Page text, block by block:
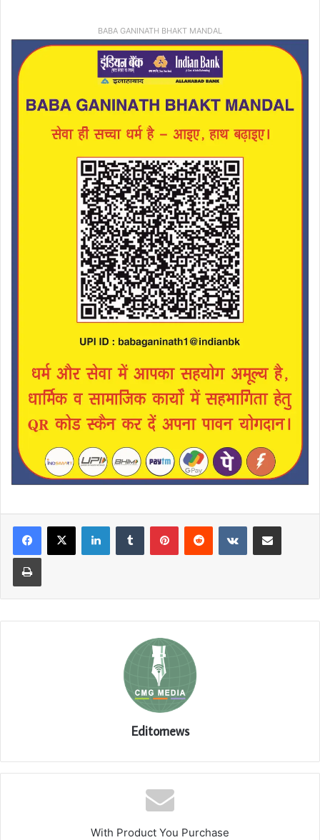
BABA GANINATH BHAKT MANDAL
LinkedInTumblr PinterestReddit VKontakteShare via Email
Print
Editornews
With Product You Purchase